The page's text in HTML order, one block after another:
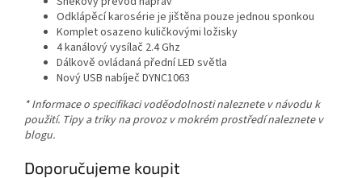
Odklápěcí karosérie je jištěna pouze jednou sponkou
Komplet osazeno kuličkovými ložisky
4 kanálový vysílač 2.4 Ghz
Dálkově ovládaná přední LED světla
Nový USB nabíječ DYNC1063
* Informace o specifikaci voděodolnosti naleznete v návodu k
použití. Tipy a triky na provoz v mokrém prostředí naleznete v
blogu.
Doporučujeme koupit